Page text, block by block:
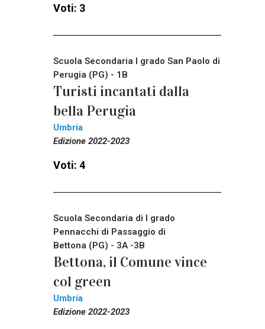
Voti: 3
Scuola Secondaria I grado San Paolo di
Perugia (PG) - 1B
Turisti incantati dalla
bella Perugia
Umbria
Edizione 2022-2023
Voti: 4
Scuola Secondaria di I grado
Pennacchi di Passaggio di
Bettona (PG) - 3A -3B
Bettona, il Comune vince
col green
Umbria
Edizione 2022-2023